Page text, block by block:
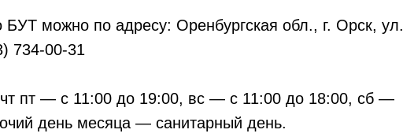
БУТ можно по адресу: Оренбургская обл., г. Орск, ул.
734-00-31
пт — с 11:00 до 19:00, вс — с 11:00 до 18:00, сб —
день месяца — санитарный день.